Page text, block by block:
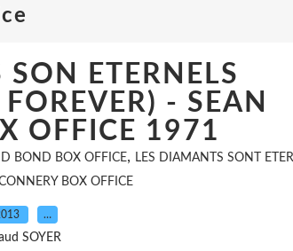
ETERNELS
- SEAN
OFFICE 1971
BOND BOX OFFICE, LES DIAMANTS SONT
BOX OFFICE
…
SOYER